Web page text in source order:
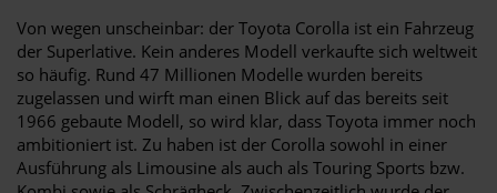
Von wegen unscheinbar: der Toyota Corolla ist ein Fahrzeug
der Superlative. Kein anderes Modell verkaufte sich weltweit
so häufig. Rund 47 Millionen Modelle wurden bereits
zugelassen und wirft man einen Blick auf das bereits seit
1966 gebaute Modell, so wird klar, dass Toyota immer noch
ambitioniert ist. Zu haben ist der Corolla sowohl in einer
Ausführung als Limousine als auch als Touring Sports bzw.